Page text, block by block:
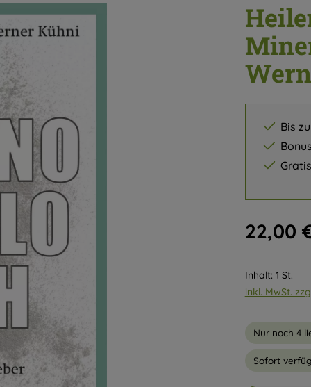
Bis
Regulärer
22,00
Inhalt: 1 St.
inkl. MwSt.
Nur noch 4
Sofort